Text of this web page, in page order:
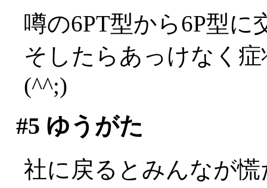
噂の6PT型から6P型
そしたらあっけなく
(^^;)
#5 ゆうがた
社に戻るとみんなが